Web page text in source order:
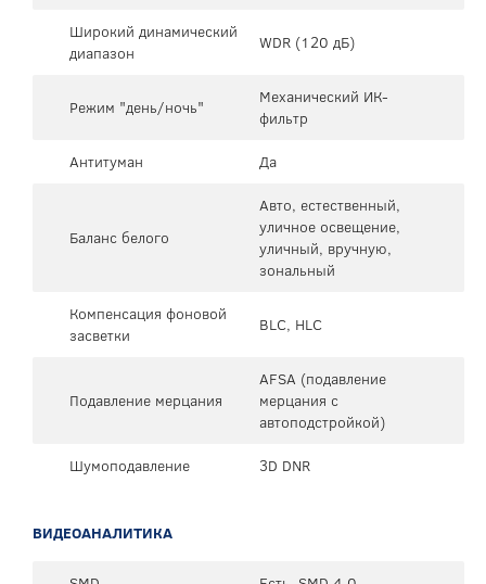
Широкий динамический
диапазон
WDR (120 дБ)
Режим "день/ночь"
Механический ИК-
фильтр
Антитуман
Да
Баланс белого
Авто, естественный,
уличное освещение,
уличный, вручную,
зональный
Компенсация фоновой
засветки
BLC, HLC
Подавление мерцания
AFSA (подавление
мерцания с
автоподстройкой)
Шумоподавление
3D DNR
ВИДЕОАНАЛИТИКА